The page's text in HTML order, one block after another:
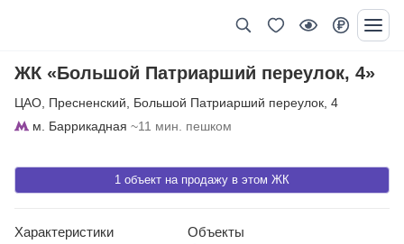
ЖК «Большой Патриарший переулок, 4»
ЦАО Пресненский Большой Патриарший переулок 4
м. Баррикадная ~11 мин. пешком
1 объект на продажу в этом ЖК
Характеристики
Объекты